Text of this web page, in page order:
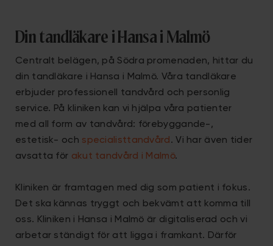
Din tandläkare i Hansa i Malmö
Centralt belägen, på Södra promenaden, hittar du
din tandläkare i Hansa i Malmö. Våra tandläkare
erbjuder professionell tandvård och personlig
service. På kliniken kan vi hjälpa våra patienter
med all form av tandvård: förebyggande-,
estetisk- och specialisttandvård . Vi har även tider
avsatta för akut tandvård i Malmö.
Kliniken är framtagen med dig som patient i fokus.
Det ska kännas tryggt och bekvämt att komma till
oss. Kliniken i Hansa i Malmö är digitaliserad och vi
arbetar ständigt för att ligga i framkant. Därför